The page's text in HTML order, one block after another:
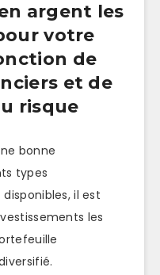
argent les
votre
de
et de
risque
bonne
types
il est
les